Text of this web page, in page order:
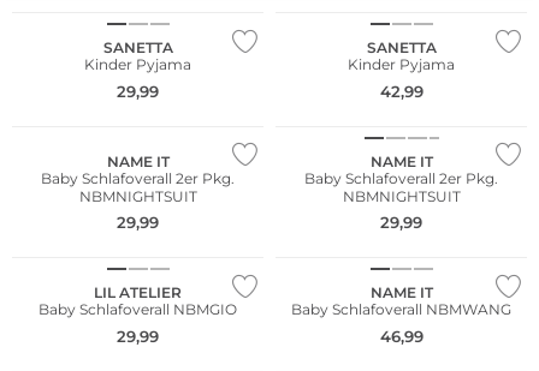
SANETTA
Kinder Pyjama
29,99
SANETTA
Kinder Pyjama
42,99
NAME IT
Baby Schlafoverall 2er Pkg.
NBMNIGHTSUIT
29,99
NAME IT
Baby Schlafoverall 2er Pkg.
NBMNIGHTSUIT
29,99
LIL ATELIER
Baby Schlafoverall NBMGIO
29,99
NAME IT
Baby Schlafoverall NBMWANG
46,99